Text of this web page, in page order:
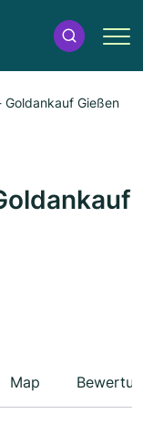
Goldankauf Gießen
Map